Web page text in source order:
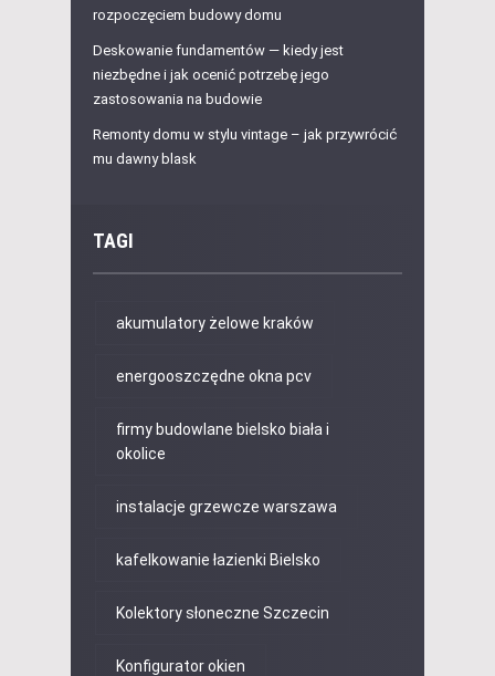
rozpoczęciem budowy domu
Deskowanie fundamentów — kiedy jest
niezbędne i jak ocenić potrzebę jego
zastosowania na budowie
Remonty domu w stylu vintage – jak przywrócić
mu dawny blask
TAGI
akumulatory żelowe kraków
energooszczędne okna pcv
firmy budowlane bielsko biała i
okolice
instalacje grzewcze warszawa
kafelkowanie łazienki Bielsko
Kolektory słoneczne Szczecin
Konfigurator okien